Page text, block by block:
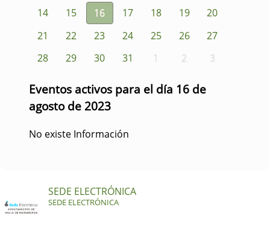
14
15 16 17 18 19
20
21
22 23 24 25 26
27
28
29 30 31 1 2 3
Eventos activos para el día 16 de
agosto de 2023
No existe Información
SEDE ELECTRÓNICA
SEDE ELECTRÓNICA